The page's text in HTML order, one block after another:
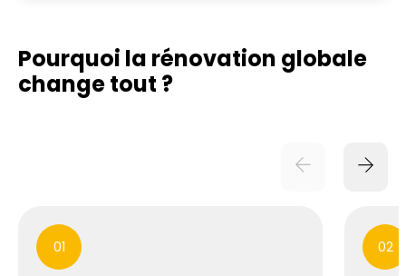
Pourquoi la rénovation globale
change tout ?
01 02